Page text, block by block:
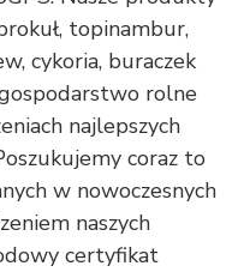
topinambur,
cykoria, buraczek
rolne
najlepszych
coraz to
w nowoczesnych
naszych
certyfikat